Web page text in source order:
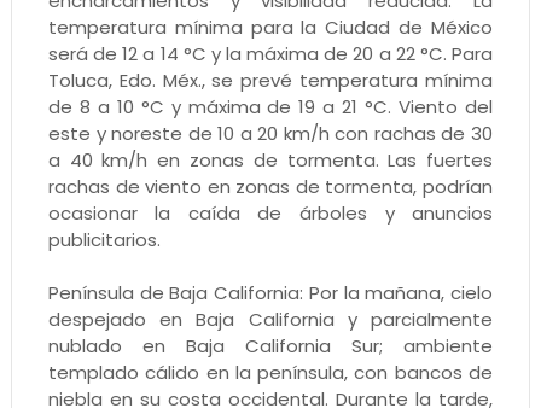
temperatura mínima para la Ciudad de México
será de 12 a 14 °C y la máxima de 20 a 22 °C. Para
Toluca, Edo. Méx., se prevé temperatura mínima
de 8 a 10 °C y máxima de 19 a 21 °C. Viento del
este y noreste de 10 a 20 km/h con rachas de 30
a 40 km/h en zonas de tormenta. Las fuertes
rachas de viento en zonas de tormenta, podrían
ocasionar la caída de árboles y anuncios
publicitarios.
Península de Baja California: Por la mañana, cielo
despejado en Baja California y parcialmente
nublado en Baja California Sur; ambiente
templado cálido en la península, con bancos de
niebla en su costa occidental. Durante la tarde,